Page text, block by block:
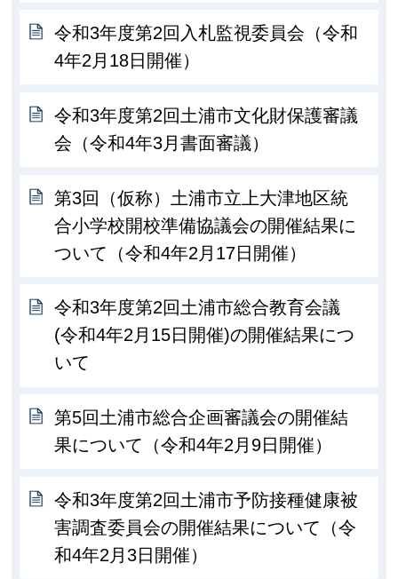
令和3年度第2回入札監視委員会（令和
4年2月18日開催）
令和3年度第2回土浦市文化財保護審議
会（令和4年3月書面審議）
第3回（仮称）土浦市立上大津地区統
合小学校開校準備協議会の開催結果に
ついて（令和4年2月17日開催）
令和3年度第2回土浦市総合教育会議
(令和4年2月15日開催)の開催結果につ
いて
第5回土浦市総合企画審議会の開催結
果について（令和4年2月9日開催）
令和3年度第2回土浦市予防接種健康被
害調査委員会の開催結果について（令
和4年2月3日開催）